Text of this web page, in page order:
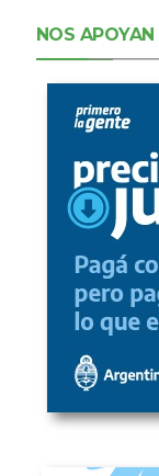
NOS APOYAN